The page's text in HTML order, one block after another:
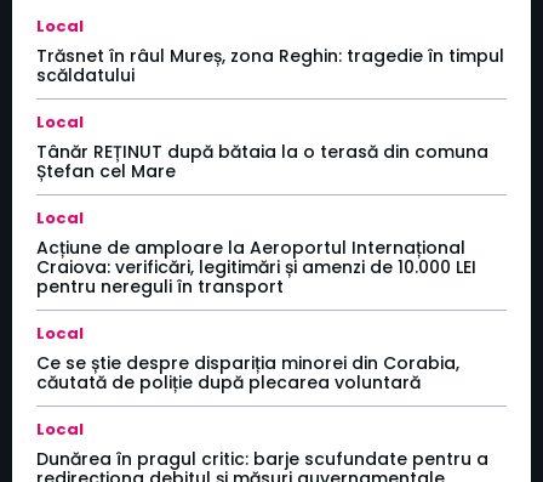
Local
Trăsnet în râul Mureș, zona Reghin: tragedie în timpul
scăldatului
Local
Tânăr REȚINUT după bătaia la o terasă din comuna
Ștefan cel Mare
Local
Acțiune de amploare la Aeroportul Internațional
Craiova: verificări, legitimări și amenzi de 10.000 LEI
pentru nereguli în transport
Local
Ce se știe despre dispariția minorei din Corabia,
căutată de poliție după plecarea voluntară
Local
Dunărea în pragul critic: barje scufundate pentru a